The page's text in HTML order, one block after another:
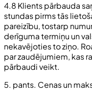
4.8 Klients pārbauda
stundas pirms tās
pareizību, tostarp
derīguma termiņu un
nekavējoties to ziņo.
par zaudējumiem, kas
pārbaudi veikt.
5. pants. Cenas un